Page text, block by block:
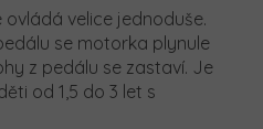
ovládá velice jednoduše.
se motorka plynule
z pedálu se zastaví. Je
od 1,5 do 3 let s